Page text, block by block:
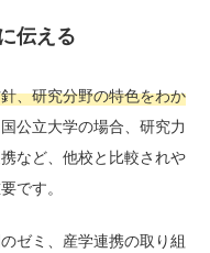
伝える
、研究分野の特色をわか
公立大学の場合、研究力
など、他校と比較されや
です。
ゼミ、産学連携の取り組